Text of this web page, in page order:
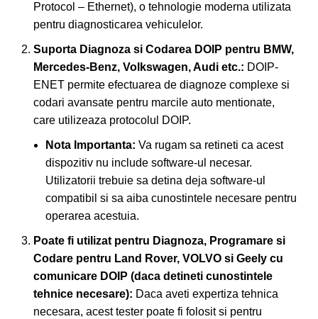
Protocol – Ethernet), o tehnologie moderna utilizata
pentru diagnosticarea vehiculelor.
Suporta Diagnoza si Codarea DOIP pentru BMW,
Mercedes-Benz, Volkswagen, Audi etc.: DOIP-
ENET permite efectuarea de diagnoze complexe si
codari avansate pentru marcile auto mentionate,
care utilizeaza protocolul DOIP.
Nota Importanta: Va rugam sa retineti ca acest
dispozitiv nu include software-ul necesar.
Utilizatorii trebuie sa detina deja software-ul
compatibil si sa aiba cunostintele necesare pentru
operarea acestuia.
Poate fi utilizat pentru Diagnoza, Programare si
Codare pentru Land Rover, VOLVO si Geely cu
comunicare DOIP (daca detineti cunostintele
tehnice necesare): Daca aveti expertiza tehnica
necesara, acest tester poate fi folosit si pentru